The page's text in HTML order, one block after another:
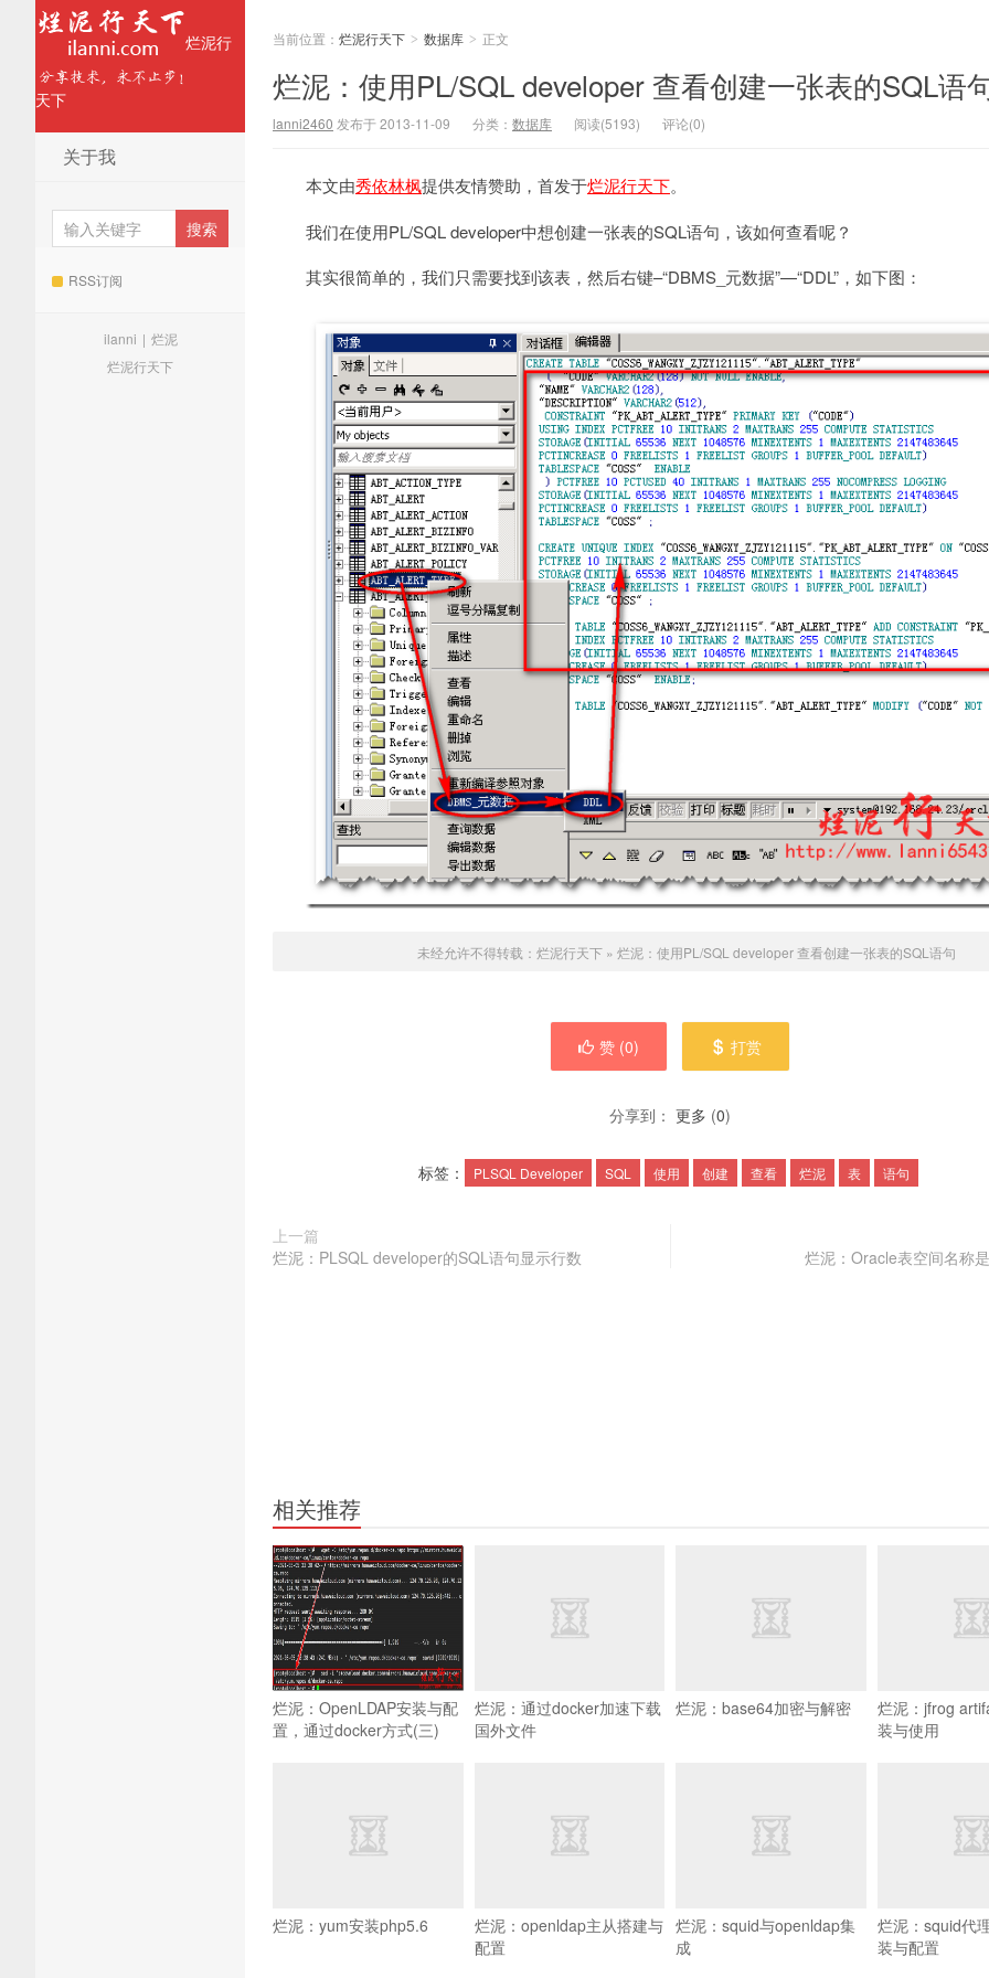
烂泥行
天下
关于我
RSS订阅
ilanni | 烂泥
烂泥行天下
当前位置： 烂泥行天下 > 数据库 > 正文
烂泥：使用PL/SQL developer 查看创建一张表的SQL语
lanni2460 发布于 2013-11-09 分类： 数据库 阅读(5193) 评论(0)
本文由秀依林枫提供友情赞助，首发于烂泥行天下。
我们在使用PL/SQL developer中想创建一张表的SQL语句，该如何查看呢？
其实很简单的，我们只需要找到该表，然后右键–“DBMS_元数据”—“DDL”，如下图：
未经允许不得转载： 烂泥行天下 » 烂泥：使用PL/SQL developer 查看创建一张表的SQL语句
赞 (0) 打赏
分享到： 更多 (0)
标签： PLSQL Developer SQL 使用 创建 查看 烂泥 表 语句
上一篇
烂泥：PLSQL developer的SQL语句显示行数
烂泥：Oracle表空间名称
相关推荐
烂泥：OpenLDAP安装与配
置，通过docker方式(三)
烂泥：通过docker加速下载
国外文件
烂泥：base64加密与解密
烂泥：jfrog
装与使用
烂泥：yum安装php5.6
烂泥：openldap主从搭建与
配置
烂泥：squid与openldap集
成
烂泥：squid代
装与配置